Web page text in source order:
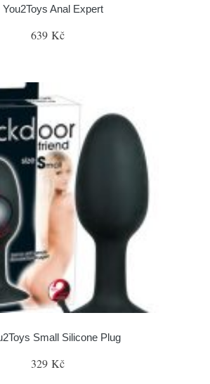
You2Toys Anal Expert
639 Kč
Small Silicone Plug
329 Kč